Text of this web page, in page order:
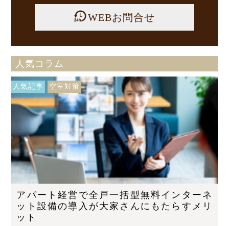
WEBお問合せ
人気コラム
人気記事 空室対策
アパート経営で全戸一括型無料インターネ
ット設備の導入が大家さんにもたらすメリ
ット